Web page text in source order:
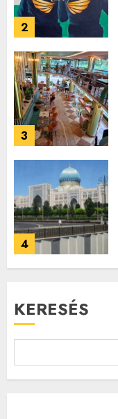
2
3
4
KERESÉS